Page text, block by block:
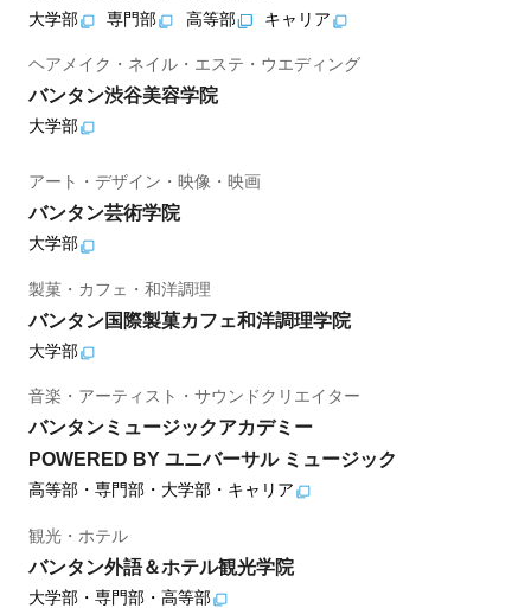
大学部 専門部 高等部 キャリア
ヘアメイク・ネイル・エステ・ウエディング
バンタン渋谷美容学院
大学部
アート・デザイン・映像・映画
バンタン芸術学院
大学部
製菓・カフェ・和洋調理
バンタン国際製菓カフェ和洋調理学院
大学部
音楽・アーティスト・サウンドクリエイター
バンタンミュージックアカデミー
POWERED BY ユニバーサル ミュージック
高等部・専門部・大学部・キャリア
観光・ホテル
バンタン外語＆ホテル観光学院
大学部・専門部・高等部